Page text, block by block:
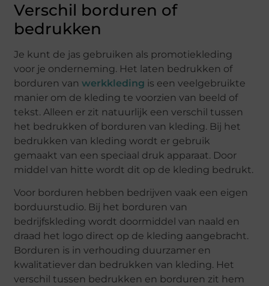
Verschil borduren of
bedrukken
Je kunt de jas gebruiken als promotiekleding
voor je onderneming. Het laten bedrukken of
borduren vanwerkkleding is een veelgebruikte
manier om de kleding te voorzien van beeld of
tekst. Alleen er zit natuurlijk een verschil tussen
het bedrukken of borduren van kleding. Bij het
bedrukken van kleding wordt er gebruik
gemaakt van een speciaal druk apparaat. Door
middel van hitte wordt dit op de kleding bedrukt.
Voor borduren hebben bedrijven vaak een eigen
borduurstudio. Bij het borduren van
bedrijfskleding wordt doormiddel van naald en
draad het logo direct op de kleding aangebracht.
Borduren is in verhouding duurzamer en
kwalitatiever dan bedrukken van kleding. Het
verschil tussen bedrukken en borduren zit hem